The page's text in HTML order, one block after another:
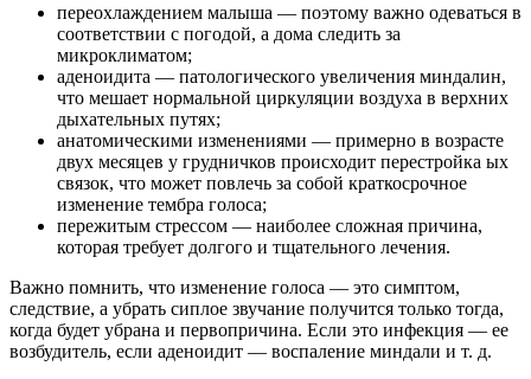
переохлаждением малыша — поэтому важно одеваться в
соответствии с погодой, а дома следить за
микроклиматом;
аденоидита — патологического увеличения миндалин,
что мешает нормальной циркуляции воздуха в верхних
дыхательных путях;
анатомическими изменениями — примерно в возрасте
двух месяцев у грудничков происходит перестройка ых
связок, что может повлечь за собой краткосрочное
изменение тембра голоса;
пережитым стрессом — наиболее сложная причина,
которая требует долгого и тщательного лечения.
Важно помнить, что изменение голоса — это симптом,
следствие, а убрать сиплое звучание получится только тогда,
когда будет убрана и первопричина. Если это инфекция — ее
возбудитель, если аденоидит — воспаление миндали и т. д.